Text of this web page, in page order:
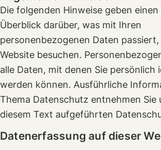
Die folgenden Hinweise geben
Überblick darüber, was mit Ihren
personenbezogenen Daten passiert,
Website besuchen.
alle Daten, mit denen Sie persönlich
werden können. Ausführliche
Thema Datenschutz entnehmen Sie
diesem Text aufgeführten
Datenerfassung auf dieser